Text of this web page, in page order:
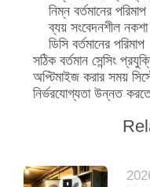
নিম্ন বর্তমানের পরিমাপ
ব্যয় সংবেদনশীল নকশা
ডিসি বর্তমানের পরিমাপ
সঠিক বর্তমান সেন্সিং
অপ্টিমাইজ করার সময়
নির্ভরযোগ্যতা উন্নত